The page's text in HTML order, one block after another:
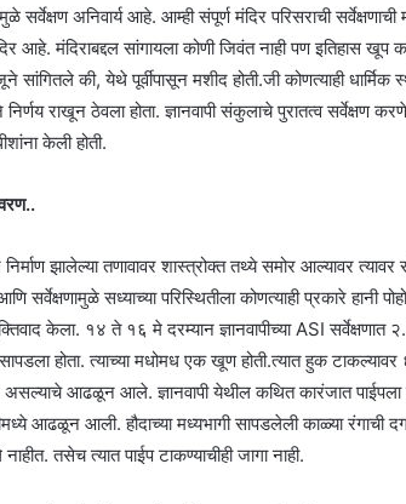
सर्वेक्षण अनिवार्य आहे. आम्ही संपूर्ण मंदिर परिसराची
आहे. मंदिराबद्दल सांगायला कोणी जिवंत नाही पण इतिहास खूप
सांगितले की, येथे पूर्वीपासून मशीद होती.जी कोणत्याही धार्मिक
निर्णय राखून ठेवला होता. ज्ञानवापी संकुलाचे पुरातत्व
केली होती.
झालेल्या तणावावर शास्त्रोक्त तथ्ये समोर आल्यावर त्यावर
सर्वेक्षणामुळे सध्याच्या परिस्थितीला कोणत्याही प्रकारे हानी
केला. १४ ते १६ मे दरम्यान ज्ञानवापीच्या ASI
होता. त्याच्या मधोमध एक खूण होती.त्यात हुक
असल्याचे आढळून आले. ज्ञानवापी येथील कथित कारंजात
आढळून आली. हौदाच्या मध्यभागी सापडलेली काळ्या
तसेच त्यात पाईप टाकण्याचीही जागा नाही.